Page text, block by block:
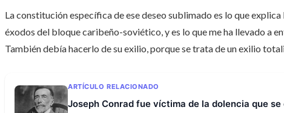
La constitución específica de ese deseo sublimado es lo que
éxodos del bloque caribeño-soviético, y es lo que me ha llevado a
También debía hacerlo de su exilio, porque se trata de un exilio
ARTÍCULO RELACIONADO
Joseph Conrad fue víctima de la dolencia que se